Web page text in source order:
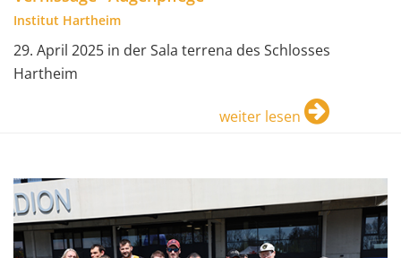
Institut Hartheim
29. April 2025 in der Sala terrena des Schlosses
Hartheim
weiter lesen